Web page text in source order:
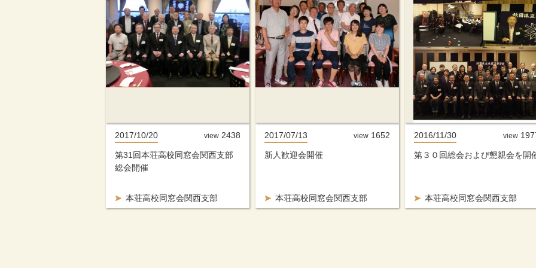
2017/10/20
本荘高校同窓会関西支部
第31回本荘高校同窓会関西支部
総会開催
view 2438 2017/07/13
本荘高校同窓会関西支部
新人歓迎会開催
view 1652 2016/11/30
本荘高校同窓会関西支部
第３０回総会および懇親会を開
view